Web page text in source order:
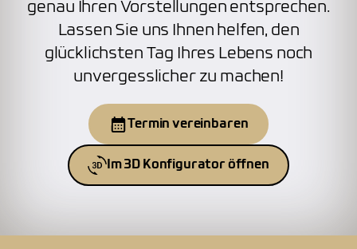
genau Ihren Vorstellungen entsprechen.
Lassen Sie uns Ihnen helfen, den
glücklichsten Tag Ihres Lebens noch
unvergesslicher zu machen!
Termin vereinbaren
Im 3D Konfigurator öffnen